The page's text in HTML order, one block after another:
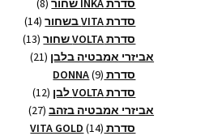
סדרת INKA שחור 8
מוצרים
סדרת VITA בשחור 14
14
מוצרים
סדרת VOLTA שחור 13
13
אביזרי אמבטיה בלבן 21
21
סדרת DONNA 9
9
מוצרים סדרת VOLTA לבן 12
12
מוצרים
אביזרי אמבטיה בזהב 27
27
מוצרים
סדרת VITA GOLD 14
14